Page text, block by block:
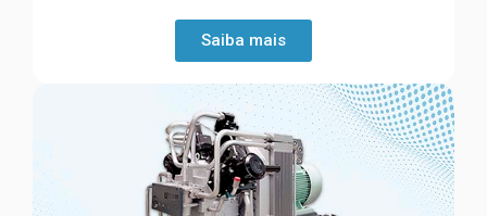
Saiba mais